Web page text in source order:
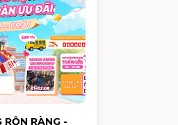
VNĐ.
RỘN RÀNG -